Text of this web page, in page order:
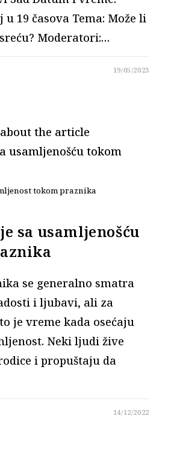
u 19 časova Tema: Može li
Moderatori:…
19/05/2023
tokom praznika
sa usamljenošću
se generalno smatra
i ljubavi, ali za
je vreme kada osećaju
Neki ljudi žive
i propuštaju da
14/12/2022